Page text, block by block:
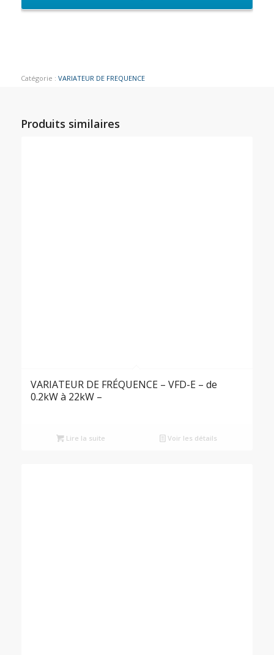
Catégorie : VARIATEUR DE FREQUENCE
Produits similaires
VARIATEUR DE FRÉQUENCE – VFD-E – de
0.2kW à 22kW –
Lire la suite Voir les détails